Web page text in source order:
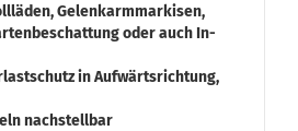
,Ge­lenk­arm­mar­ki­sen,
oder auch In­
in Auf­wärts­rich­tung,
nach­stell­bar